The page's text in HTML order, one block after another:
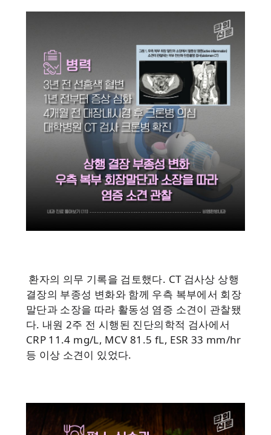
환자의 의무 기록을 검토했다. CT 검사상 상행
결장의 부종성 변화와 함께 우측 복부에서 회장
말단과 소장을 따라 활동성 염증 소견이 관찰됐
다. 내원 2주 전 시행된 진단의학적 검사에서
CRP 11.4 mg/L, MCV 81.5 fL, ESR 33 mm/hr
등 이상 소견이 있었다.